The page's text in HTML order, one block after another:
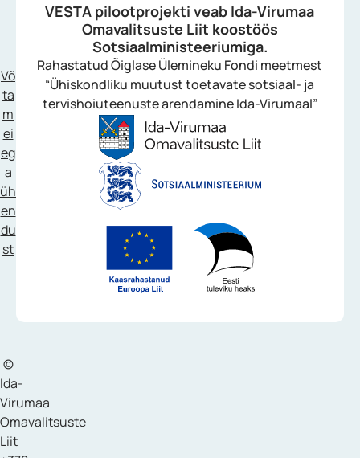
Võ
ta
m
ei
eg
a
üh
en
du
st
VESTA pilootprojekti veab Ida-Virumaa
Omavalitsuste Liit koostöös
Sotsiaalministeeriumiga.
Rahastatud Õiglase Ülemineku Fondi meetmest
“Ühiskondliku muutust toetavate sotsiaal- ja
tervishoiuteenuste arendamine Ida-Virumaal”
©
Ida-
Virumaa
Omavalitsuste
Liit